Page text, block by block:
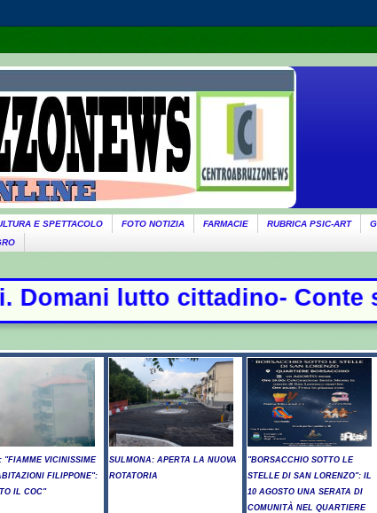
E SPETTACOLO FOTO NOTIZIA FARMACIE RUBRICA PSIC-ART
Conte sfida la
"FIAMME VICINISSIME
FILIPPONE":
IL COC"
SULMONA: APERTA LA NUOVA
ROTATORIA
"BORSACCHIO SOTTO LE
STELLE DI SAN LORENZO": IL
10 AGOSTO UNA SERATA DI
COMUNITÀ NEL QUARTIERE